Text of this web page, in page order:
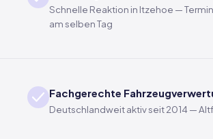
Schnelle Reaktion in Itzehoe —
am selben Tag
Fachgerechte
Deutschlandweit aktiv seit 2014 —